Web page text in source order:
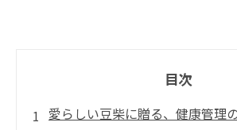
目次
愛らしい豆柴に贈る、健康管理